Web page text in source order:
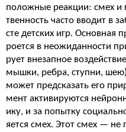
положные реакции: смех и
твенность часто вводит в
сте детских игр. Основная
роется в неожиданности
рует внезапное
мышки, ребра, ступни, шею)
может предсказать его
мент активируются
ику, и за попытку
яется смех. Этот смех — не